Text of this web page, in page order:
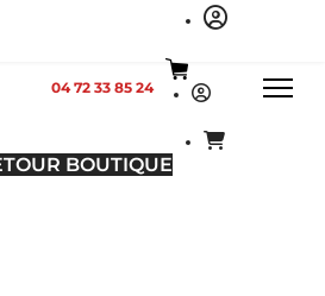
04 72 33 85 24
BOUTIQUE